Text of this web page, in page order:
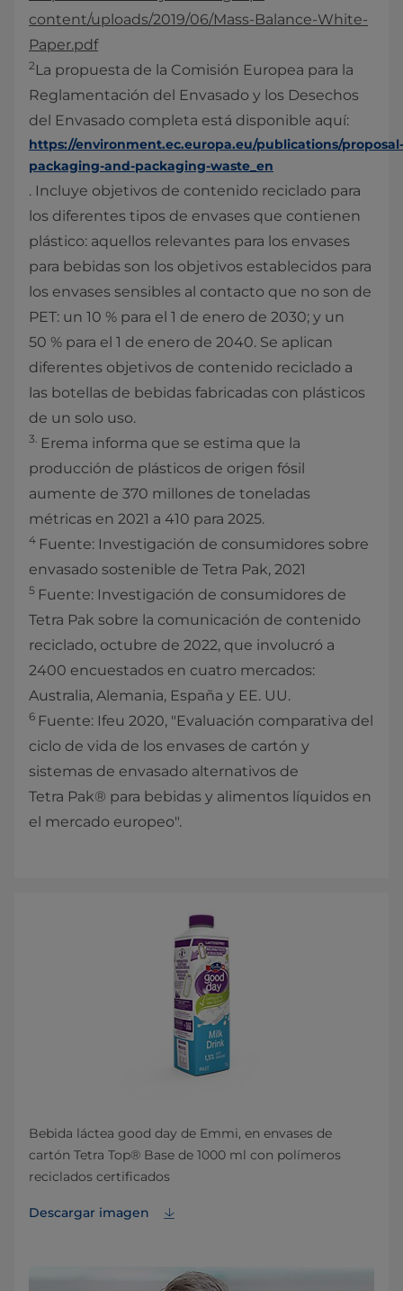
content/uploads/2019/06/Mass-Balance-White-
Paper.pdf
2La propuesta de la Comisión Europea para la
Reglamentación del Envasado y los Desechos
del Envasado completa está disponible aquí:
https://environment.ec.europa.eu/publications/proposal-
packaging-and-packaging-waste_en
. Incluye objetivos de contenido reciclado para
los diferentes tipos de envases que contienen
plástico: aquellos relevantes para los envases
para bebidas son los objetivos establecidos para
los envases sensibles al contacto que no son de
PET: un 10 % para el 1 de enero de 2030; y un
50 % para el 1 de enero de 2040. Se aplican
diferentes objetivos de contenido reciclado a
las botellas de bebidas fabricadas con plásticos
de un solo uso.
3. Erema informa que se estima que la
producción de plásticos de origen fósil
aumente de 370 millones de toneladas
métricas en 2021 a 410 para 2025.
4 Fuente: Investigación de consumidores sobre
envasado sostenible de Tetra Pak, 2021
5 Fuente: Investigación de consumidores de
Tetra Pak sobre la comunicación de contenido
reciclado, octubre de 2022, que involucró a
2400 encuestados en cuatro mercados:
Australia, Alemania, España y EE. UU.
6 Fuente: Ifeu 2020, "Evaluación comparativa del
ciclo de vida de los envases de cartón y
sistemas de envasado alternativos de
Tetra Pak® para bebidas y alimentos líquidos en
el mercado europeo".
Bebida láctea good day de Emmi, en envases de
cartón Tetra Top® Base de 1000 ml con polímeros
reciclados certificados
Descargar imagen